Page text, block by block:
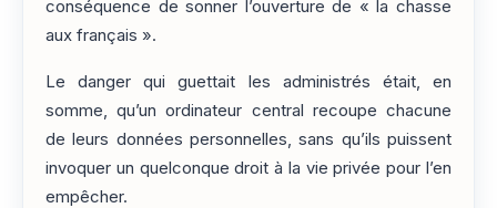
conséquence de sonner l’ouverture de « la chasse
aux français ».
Le danger qui guettait les administrés était, en
somme, qu’un ordinateur central recoupe chacune
de leurs données personnelles, sans qu’ils puissent
invoquer un quelconque droit à la vie privée pour l’en
empêcher.